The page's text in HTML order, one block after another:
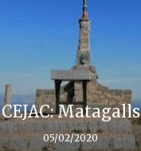
CEJAC: Matagalls
05/02/2020